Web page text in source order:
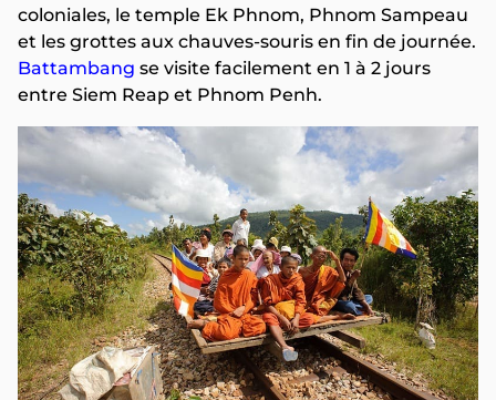
coloniales, le temple Ek Phnom, Phnom Sampeau
et les grottes aux chauves-souris en fin de journée.
Battambang se visite facilement en 1 à 2 jours
entre Siem Reap et Phnom Penh.